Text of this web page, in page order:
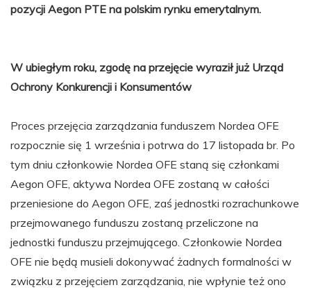
pozycji Aegon PTE na polskim rynku emerytalnym.
W ubiegłym roku, zgodę na przejęcie wyraził już Urząd
Ochrony Konkurencji i Konsumentów
Proces przejęcia zarządzania funduszem Nordea OFE
rozpocznie się 1 września i potrwa do 17 listopada br. Po
tym dniu członkowie Nordea OFE staną się członkami
Aegon OFE, aktywa Nordea OFE zostaną w całości
przeniesione do Aegon OFE, zaś jednostki rozrachunkowe
przejmowanego funduszu zostaną przeliczone na
jednostki funduszu przejmującego. Członkowie Nordea
OFE nie będą musieli dokonywać żadnych formalności w
związku z przejęciem zarządzania, nie wpłynie też ono